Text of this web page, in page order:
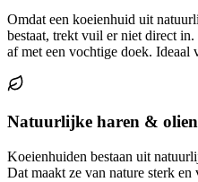
Omdat een koeienhuid uit
bestaat, trekt vuil er niet direct
af met een vochtige doek. Ideaal
Natuurlijke haren & olien
Koeienhuiden bestaan uit
Dat maakt ze van nature sterk en